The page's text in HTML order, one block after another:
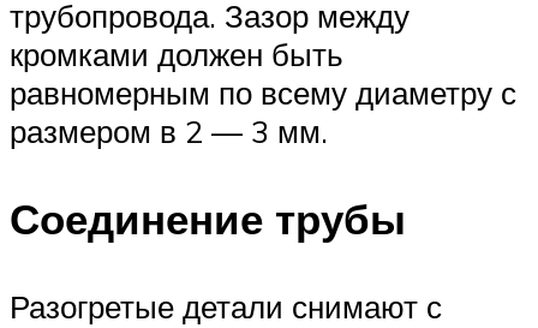
трубопровода. Зазор между
кромками должен быть
равномерным по всему диаметру с
размером в 2 — 3 мм.
Соединение трубы
Разогретые детали снимают с